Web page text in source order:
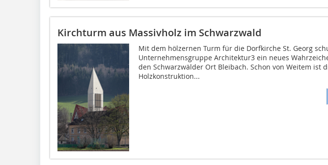
Kirchturm aus Massivholz im Schwarzwald
Mit dem hölzernen Turm für die Dorfkirche St. Georg
Unternehmensgruppe Architektur3 ein neues
den Schwarzwälder Ort Bleibach. Schon von Weitem ist
Holzkonstruktion...